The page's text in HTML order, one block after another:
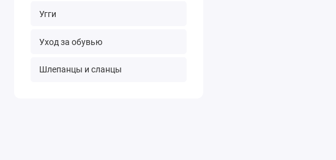
Угги
Уход за обувью
Шлепанцы и сланцы